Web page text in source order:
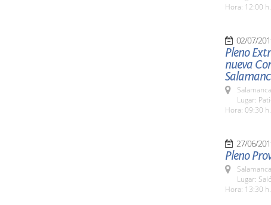
Hora: 12:00 h.
02/07/
Pleno
nueva
Lugar:
Hora: 09:30 h.
27/06/
Pleno
Lugar:
Hora: 13:30 h.